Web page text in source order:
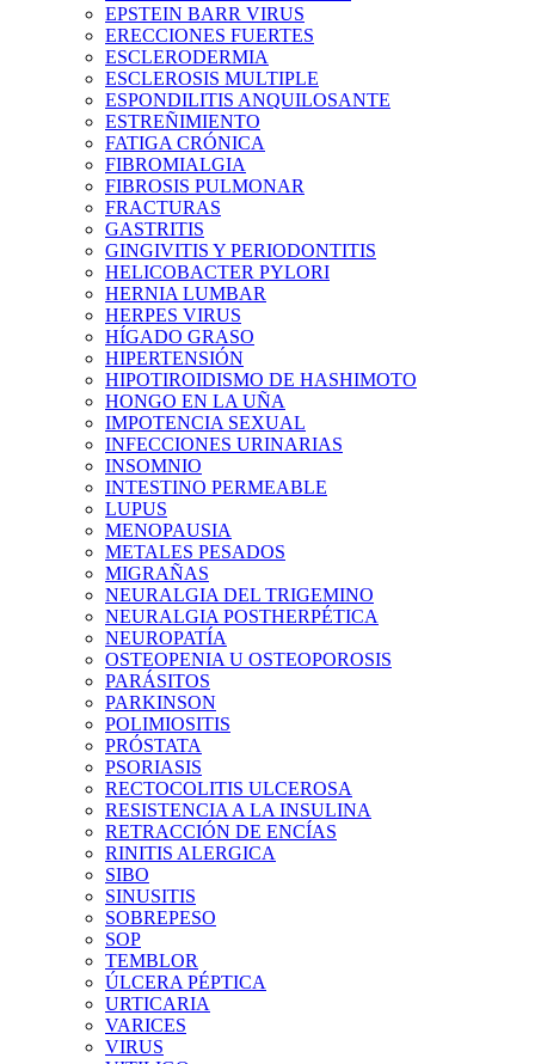
EPSTEIN BARR VIRUS
ERECCIONES FUERTES
ESCLERODERMIA
ESCLEROSIS MULTIPLE
ESPONDILITIS ANQUILOSANTE
ESTREÑIMIENTO
FATIGA CRÓNICA
FIBROMIALGIA
FIBROSIS PULMONAR
FRACTURAS
GASTRITIS
GINGIVITIS Y PERIODONTITIS
HELICOBACTER PYLORI
HERNIA LUMBAR
HERPES VIRUS
HÍGADO GRASO
HIPERTENSIÓN
HIPOTIROIDISMO DE HASHIMOTO
HONGO EN LA UÑA
IMPOTENCIA SEXUAL
INFECCIONES URINARIAS
INSOMNIO
INTESTINO PERMEABLE
LUPUS
MENOPAUSIA
METALES PESADOS
MIGRAÑAS
NEURALGIA DEL TRIGEMINO
NEURALGIA POSTHERPÉTICA
NEUROPATÍA
OSTEOPENIA U OSTEOPOROSIS
PARÁSITOS
PARKINSON
POLIMIOSITIS
PRÓSTATA
PSORIASIS
RECTOCOLITIS ULCEROSA
RESISTENCIA A LA INSULINA
RETRACCIÓN DE ENCÍAS
RINITIS ALERGICA
SIBO
SINUSITIS
SOBREPESO
SOP
TEMBLOR
ÚLCERA PÉPTICA
URTICARIA
VARICES
VIRUS